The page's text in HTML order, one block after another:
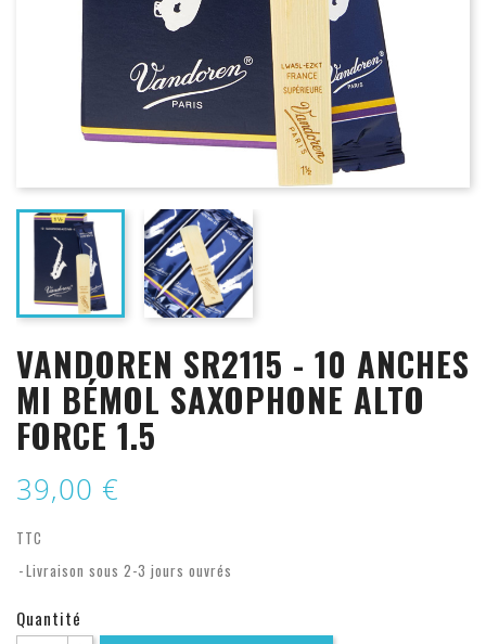
VANDOREN SR2115 - 10 ANCHES
MI BÉMOL SAXOPHONE ALTO
FORCE 1.5
39,00 €
TTC
Livraison sous 2-3 jours ouvrés
Quantité